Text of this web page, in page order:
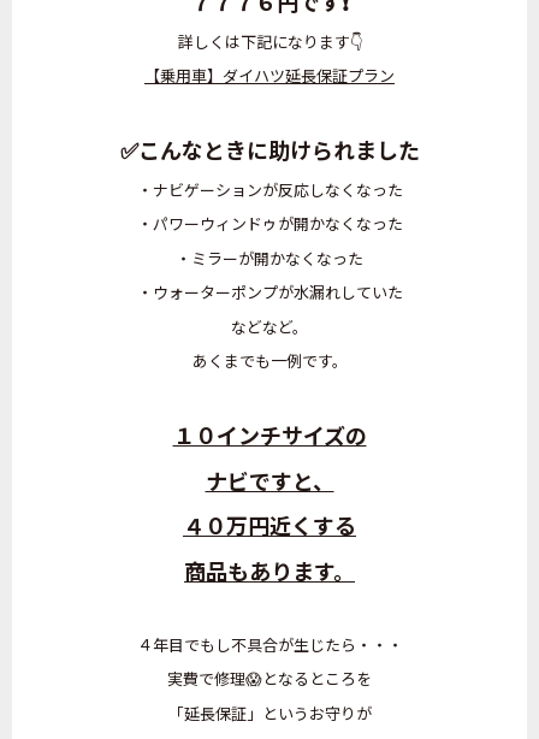
詳しくは下記になります👇
【乗用車】ダイハツ延長保証プラン
✅こんなときに助けられました
・ナビゲーションが反応しなくなった
・パワーウィンドゥが開かなくなった
・ミラーが開かなくなった
・ウォーターポンプが水漏れしていた
などなど。
あくまでも一例です。
１０インチサイズの
ナビですと、
４０万円近くする
商品もあります。
４年目でもし不具合が生じたら・・・
実費で修理😱となるところを
「延長保証」というお守りが